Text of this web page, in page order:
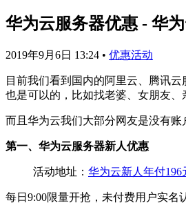
华为云服务器优惠 - 华
2019年9月6日 13:24 • 优惠活动
目前我们看到国内的阿里云、腾讯
也是可以的，比如找老婆、女朋友
而且华为云我们大部分网友是没有
第一、华为云服务器新人优惠
活动地址： 华为云新人年付196
每日9:00限量开抢，未付费用户实名